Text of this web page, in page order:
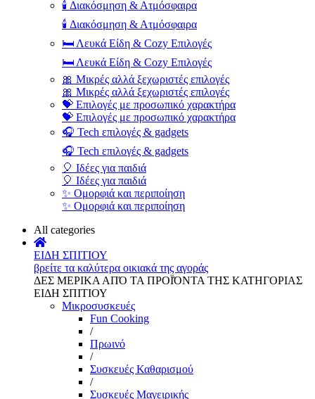
🕯️ Διακόσμηση & Ατμόσφαιρα
🕯️ Διακόσμηση & Ατμόσφαιρα
🛏️ Λευκά Είδη & Cozy Επιλογές
🛏️ Λευκά Είδη & Cozy Επιλογές
🎀 Μικρές αλλά ξεχωριστές επιλογές
🎀 Μικρές αλλά ξεχωριστές επιλογές
💝 Επιλογές με προσωπικό χαρακτήρα
💝 Επιλογές με προσωπικό χαρακτήρα
🎧 Tech επιλογές & gadgets
🎧 Tech επιλογές & gadgets
🎈 Ιδέες για παιδιά
🎈 Ιδέες για παιδιά
✨ Ομορφιά και περιποίηση
✨ Ομορφιά και περιποίηση
All categories
ΕΙΔΗ ΣΠΙΤΙΟΥ
βρείτε τα καλύτερα οικιακά της αγοράς
ΔΕΣ ΜΕΡΙΚΑ ΑΠΌ ΤΑ ΠΡΟΪΌΝΤΑ ΤΗΣ ΚΑΤΗΓΟΡΙΑΣ
ΕΙΔΗ ΣΠΙΤΙΟΥ
Μικροσυσκευές
Fun Cooking
/
Πρωινό
/
Συσκευές Καθαρισμού
/
Συσκευές Μαγειρικής